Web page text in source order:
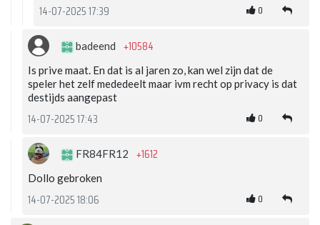
14-07-2025 17:39 0
badeend +10584
Is prive maat. En dat is al jaren zo, kan wel zijn dat de
speler het zelf mededeelt maar ivm recht op privacy is dat
destijds aangepast
14-07-2025 17:43 0
FR84FR12 +1612
Dollo gebroken
14-07-2025 18:06 0